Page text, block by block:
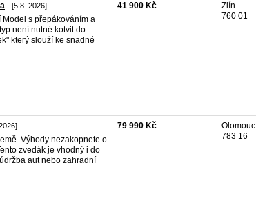
- [5.8. 2026]
Model s přepákováním a
není nutné kotvit do
který slouží ke snadné
41 900 Kč
Zlín
760 01
Výhody nezakopnete o
zvedák je vhodný i do
aut nebo zahradní
79 990 Kč
Olomouc
783 16